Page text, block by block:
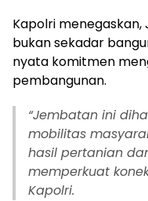
Kapolri menegaskan,
bukan sekadar
nyata komitmen
pembangunan.
“Jembatan ini
mobilitas
hasil pertanian
memperkuat
Kapolri.